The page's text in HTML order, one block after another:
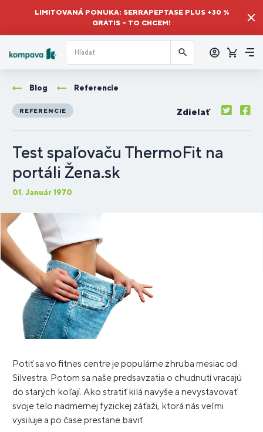
LIMITOVANÁ PONUKA: SERRAPEPTASE PLUS +30 %
GRATIS – TO CHCEM!
sa
Košík
Blog Referencie
REFERENCIE Zdielať
Test spaľovaču ThermoFit na
portáli Žena.sk
01. Január 1970
Potiť sa vo fitnes centre je populárne zhruba mesiac od
Silvestra. Potom sa naše predsavzatia o chudnutí vracajú
do starých koľají. Ako stratiť kilá navyše a nevystavovať
svoje telo nadmernej fyzickej záťaži, ktorá nás veľmi
vysiluje a po čase prestane baviť